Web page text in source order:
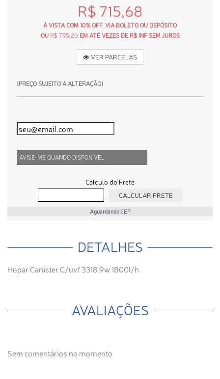
R$ 715,68
À VISTA COM 10% OFF, VIA BOLETO OU DEPÓSITO
OU R$ 795,20 EM ATÉ VEZES DE R$ INF SEM JUROS
VER PARCELAS
(PREÇO SUJEITO A ALTERAÇÃO)
AVISE-ME QUANDO DISPONÍVEL
Cálculo do Frete
Aguardando CEP
DETALHES
Hopar Canister C/uvf 3318 9w 1800l/h
AVALIAÇÕES
Sem comentários no momento